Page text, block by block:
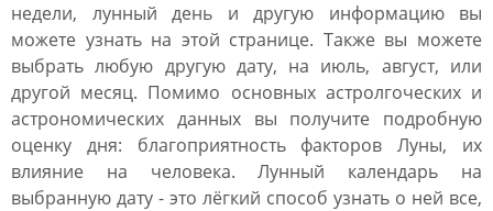
недели, лунный день и другую информацию вы
можете узнать на этой странице. Также вы можете
выбрать любую другую дату, на июль, август, или
другой месяц. Помимо основных астролгоческих и
астрономических данных вы получите подробную
оценку дня: благоприятность факторов Луны, их
влияние на человека. Лунный календарь на
выбранную дату - это лёгкий способ узнать о ней все,